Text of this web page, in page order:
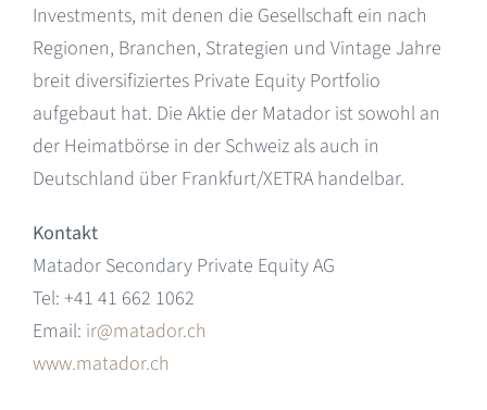
Investments, mit denen die Gesellschaft ein nach
Regionen, Branchen, Strategien und Vintage Jahre
breit diversifiziertes Private Equity Portfolio
aufgebaut hat. Die Aktie der Matador ist sowohl an
der Heimatbörse in der Schweiz als auch in
Deutschland über Frankfurt/XETRA handelbar.
Kontakt
Matador Secondary Private Equity AG
Tel: +41 41 662 1062
Email: ir@matador.ch
www.matador.ch